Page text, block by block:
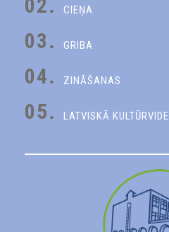
02. CIEŅA
03. GRIBA
04. ZINĀŠANAS
05. LATVISKĀ KULTŪRVIDE